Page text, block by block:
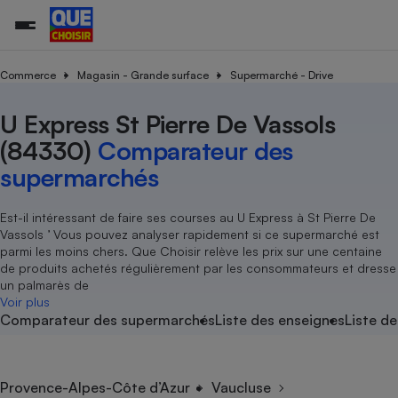
Commerce Magasin - Grande surface Supermarché - Drive
U Express St Pierre De Vassols
(84330) Comparateur des
supermarchés
Est-il intéressant de faire ses courses au U Express à St Pierre De
Vassols ’ Vous pouvez analyser rapidement si ce supermarché est
parmi les moins chers. Que Choisir relève les prix sur une centaine
de produits achetés régulièrement par les consommateurs et dresse
un palmarès de
Voir plus
Comparateur des supermarchésListe des enseignesListe
Provence-Alpes-Côte d’Azur
Vaucluse
Additifs
Agriculture
Produit alimentaire
Achat - Vente - Location
Carburant
Magasin - Grande surface
Marketing - Fidélisation
Organismes de défense
Système judiciaire
Air
Eau
Achat - Vente - Travaux
Location
Sport
Vacances - Tourisme
électrique
Démarche administrative
Senior
Service marchand
Train
Transport aérien
Toutes les actualités
Enquêtes
Guides d'achat
Conseils
Brèves
Tous les services
Soumettre un litige
Lettres types
Rencontrer une association locale
Tous nos combats
Nos actions
Nos grandes victoires
Les billets de la présidente
Nos associations locales
Nous rejoindre
En savoir plus sur Que Choisir Ensemble
nous ?
L’association
Nos missions
Notre méthodologie
Notre financement
Nos partenaires
Nous rejoindre